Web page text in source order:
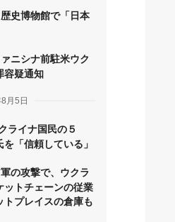
史博物館で「日本
ニシナ前駐米ウク
容疑通知
月5日
ライナ国民の５
「信頼している」
の攻撃で、ウクラ
ットチェーンの従業
プレイスの倉庫も